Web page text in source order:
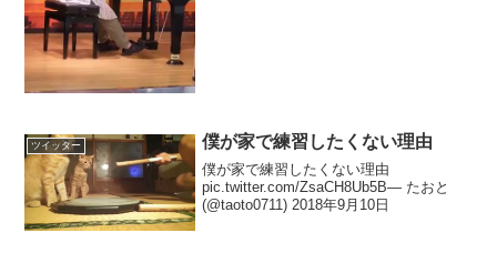
ツイッター 僕が家で練習したくない理由
僕が家で練習したくない理由
pic.twitter.com/ZsaCH8Ub5B— たおと
(@taoto0711) 2018年9月10日